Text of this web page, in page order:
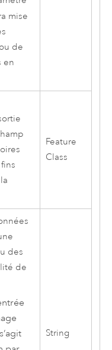
mise
de
en
Feature
Class
des
de
String